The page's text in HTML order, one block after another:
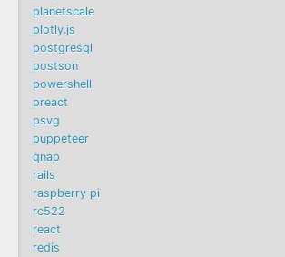
planetscale
plotly.js
postgresql
postson
powershell
preact
psvg
puppeteer
qnap
rails
raspberry pi
rc522
react
redis